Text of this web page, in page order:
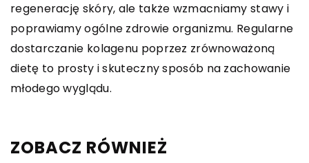
regenerację skóry, ale także wzmacniamy stawy i
poprawiamy ogólne zdrowie organizmu. Regularne
dostarczanie kolagenu poprzez zrównoważoną
dietę to prosty i skuteczny sposób na zachowanie
młodego wyglądu.
ZOBACZ RÓWNIEŻ